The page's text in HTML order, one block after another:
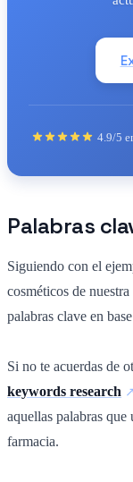
4.9/5
Palabras
Siguiendo con el
cosméticos de
palabras clave en
Si no te acuerdas de
keywords research
aquellas palabras que
farmacia.